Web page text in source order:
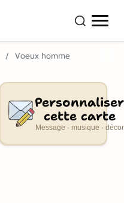
Voeux homme
Personnaliser
cette carte
Message · musique · décor